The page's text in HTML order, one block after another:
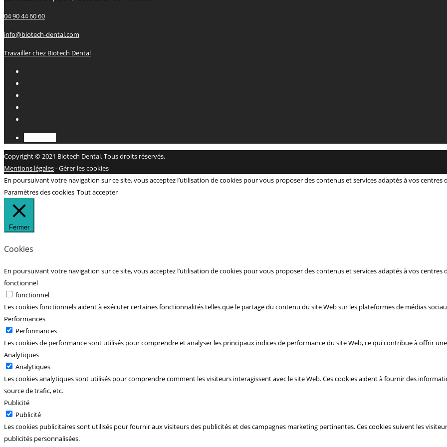
04 90 44 60 60
info@biotech-dental.com
Travailler chez Biotech Dental
Copyright © 2021 Biotech Dental. Tous droits réservés.
Mentions légales-Gérer les cookies
En poursuivant votre navigation sur ce site, vous acceptez l’utilisation de cookies pour vous proposer des contenus et services adaptés à vos centres
Paramètres des cookies Tout accepter
Fermer
Cookies
En poursuivant votre navigation sur ce site, vous acceptez l’utilisation de cookies pour vous proposer des contenus et services adaptés à vos centres
fonctionnel
fonctionnel
Les cookies fonctionnels aident à exécuter certaines fonctionnalités telles que le partage du contenu du site Web sur les plateformes de médias
Performances
Performances
Les cookies de performance sont utilisés pour comprendre et analyser les principaux indices de performance du site Web, ce qui contribue à offrir
Analytiques
Analytiques
Les cookies analytiques sont utilisés pour comprendre comment les visiteurs interagissent avec le site Web. Ces cookies aident à fournir des
source de trafic, etc.
Publicité
Publicité
Les cookies publicitaires sont utilisés pour fournir aux visiteurs des publicités et des campagnes marketing pertinentes. Ces cookies suivent les
publicités personnalisées.